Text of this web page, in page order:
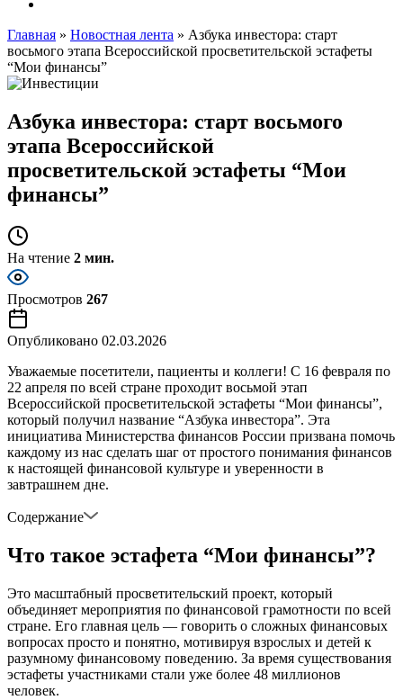
Главная » Новостная лента » Азбука инвестора: старт
восьмого этапа Всероссийской просветительской эстафеты
“Мои финансы”
Азбука инвестора: старт восьмого
этапа Всероссийской
просветительской эстафеты “Мои
финансы”
На чтение 2 мин.
Просмотров 267
Опубликовано 02.03.2026
Уважаемые посетители, пациенты и коллеги! С 16 февраля по
22 апреля по всей стране проходит восьмой этап
Всероссийской просветительской эстафеты “Мои финансы”,
который получил название “Азбука инвестора”. Эта
инициатива Министерства финансов России призвана помочь
каждому из нас сделать шаг от простого понимания финансов
к настоящей финансовой культуре и уверенности в
завтрашнем дне.
Содержание
Что такое эстафета “Мои финансы”?
Это масштабный просветительский проект, который
объединяет мероприятия по финансовой грамотности по всей
стране. Его главная цель — говорить о сложных финансовых
вопросах просто и понятно, мотивируя взрослых и детей к
разумному финансовому поведению. За время существования
эстафеты участниками стали уже более 48 миллионов
человек.